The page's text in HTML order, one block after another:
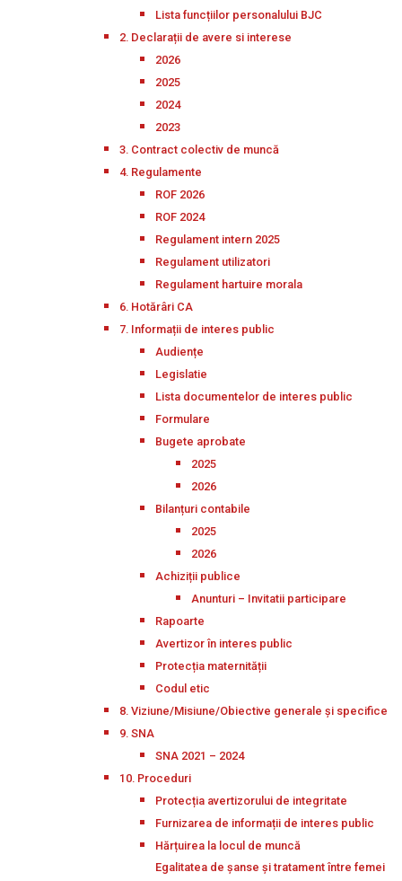
Lista funcțiilor personalului BJC
2. Declarații de avere si interese
2026
2025
2024
2023
3. Contract colectiv de muncă
4. Regulamente
ROF 2026
ROF 2024
Regulament intern 2025
Regulament utilizatori
Regulament hartuire morala
6. Hotărâri CA
7. Informații de interes public
Audiențe
Legislatie
Lista documentelor de interes public
Formulare
Bugete aprobate
2025
2026
Bilanțuri contabile
2025
2026
Achiziții publice
Anunturi – Invitatii participare
Rapoarte
Avertizor în interes public
Protecția maternității
Codul etic
8. Viziune/Misiune/Obiective generale și specifice
9. SNA
SNA 2021 – 2024
10. Proceduri
Protecția avertizorului de integritate
Furnizarea de informații de interes public
Hărțuirea la locul de muncă
Egalitatea de șanse și tratament între femei